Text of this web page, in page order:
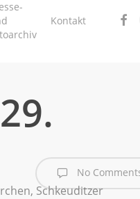
Kontakt
, Schkeuditzer
No